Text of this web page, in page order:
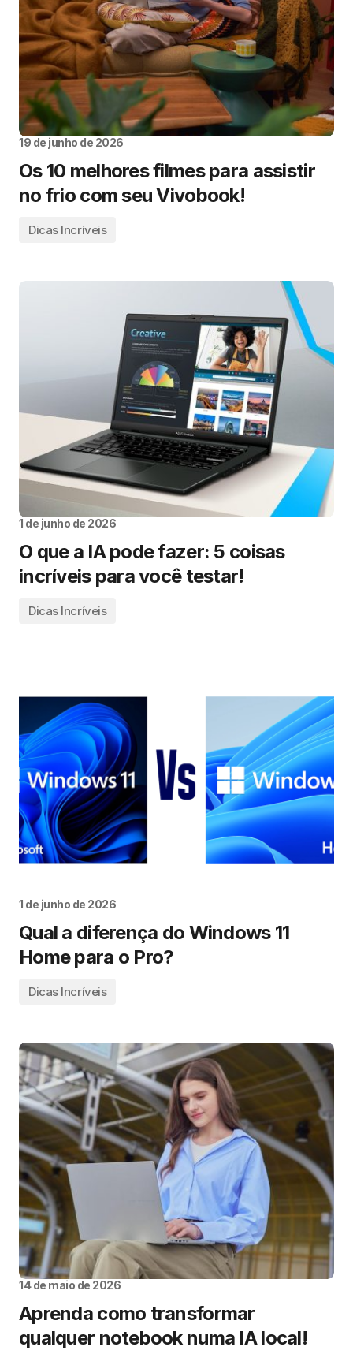
19 de junho de 2026
Os 10 melhores filmes para assistir
no frio com seu Vivobook!
Dicas Incríveis
1 de junho de 2026
O que a IA pode fazer: 5 coisas
incríveis para você testar!
Dicas Incríveis
1 de junho de 2026
Qual a diferença do Windows 11
Home para o Pro?
Dicas Incríveis
14 de maio de 2026
Aprenda como transformar
qualquer notebook numa IA local!